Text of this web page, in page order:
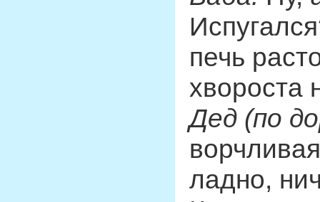
печь
хвороста
Дед (по
ладно,